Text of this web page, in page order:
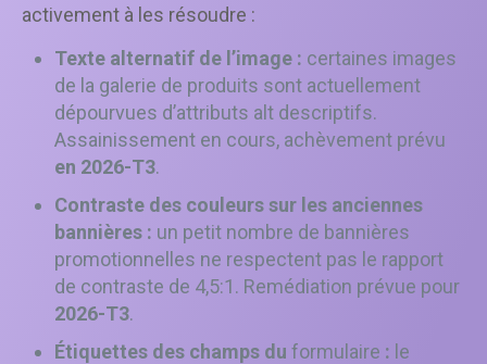
activement à les résoudre :
Texte alternatif de l’image : certaines images
de la galerie de produits sont actuellement
dépourvues d’attributs alt descriptifs.
Assainissement en cours, achèvement prévu
en 2026-T3.
Contraste des couleurs sur les anciennes
bannières : un petit nombre de bannières
promotionnelles ne respectent pas le rapport
de contraste de 4,5:1. Remédiation prévue pour
2026-T3.
Étiquettes des champs du formulaire : le